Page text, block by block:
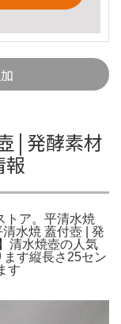
| 発酵素材
報
トア。平清水焼
水焼 蓋付壺 | 発
清水焼壺の人気
す縦長さ25セン
す